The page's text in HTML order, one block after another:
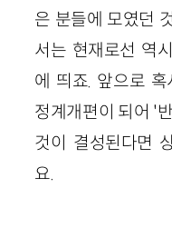
은 분들에 모였던
서는 현재로선 역
에 띄죠. 앞으로
정계개편이 되어 '
것이 결성된다면
요.